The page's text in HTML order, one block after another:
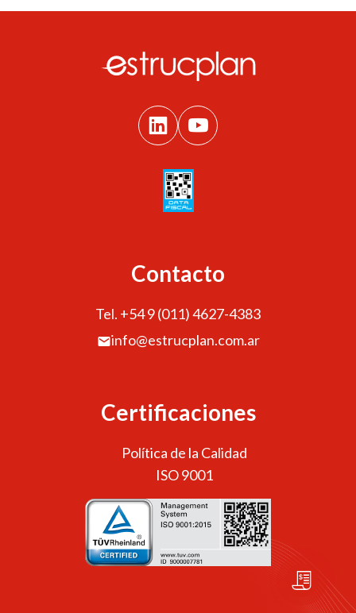
Contacto
Tel. +54 9 (011) 4627-4383
info@estrucplan.com.ar
Certificaciones
Política de la Calidad
ISO 9001